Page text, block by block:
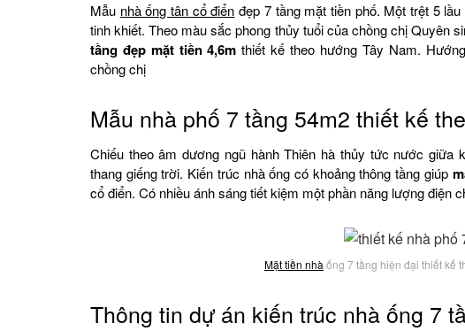
Mẫu nhà ống tân cổ điển đẹp 7 tầng mặt tiền phố. Một trệt 5
tinh khiết. Theo màu sắc phong thủy tuổi của chồng chị Quyên
tầng đẹp mặt tiền 4,6m thiết kế theo hướng Tây Nam.
chồng chị
Mẫu nhà phố 7 tầng 54m2 thiết kế
Chiếu theo âm dương ngũ hành Thiên hà thủy tức nước
thang giếng trời. Kiến trúc nhà ống có khoảng thông tầng giúp
cổ điển. Có nhiều ánh sáng tiết kiệm một phần năng lượng điện
Mặt tiền nhà ống 7 tầng hiện đại thiết kế
Thông tin dự án kiến trúc nhà ống 7